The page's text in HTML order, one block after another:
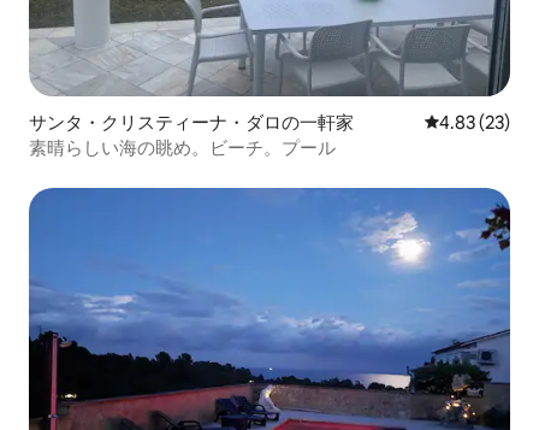
サンタ・クリスティーナ・ダロの一軒家 レビュー23
4.83 (23)
素晴らしい海の眺め。ビーチ。プール